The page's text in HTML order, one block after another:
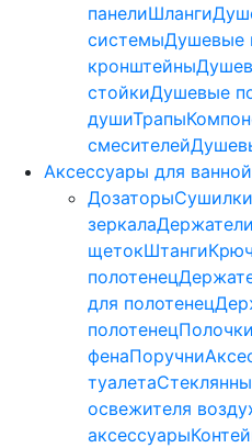
панелиШланги
системыДушевые
кронштейны
стойкиДушевые
душиТрапы
смесителей
Аксессуары для ванной
Дозаторы
зеркала
щетокШтанги
полотенец
для полотенец
полотенец
фенаПоручни
туалета
освежителя
аксессуары